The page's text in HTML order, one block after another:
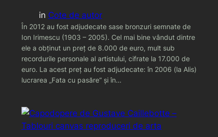
in Cote de autor
În 2012 au fost adjudecate sase bronzuri semnate de
Ion Irimescu (1903 – 2005). Cel mai bine vândut dintre
ele a obţinut un preţ de 8.000 de euro, mult sub
recordurile personale al artistului, cifrate la 17.000 de
euro. La acest preţ au fost adjudecate: în 2006 (la Alis)
lucrarea „Fata cu pasăre” şi în…